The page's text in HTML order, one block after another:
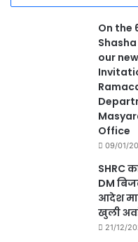
On the
our
Office
09/01/
SHRC
DM
आदेश
खुली
21/12/